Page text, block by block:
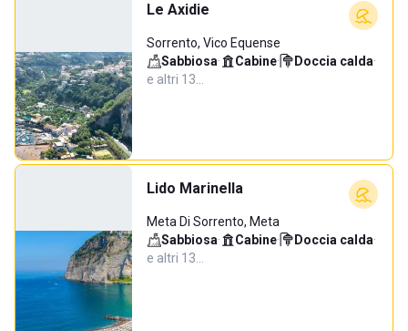
Le Axidie
Sorrento, Vico Equense
Sabbiosa· Cabine· Doccia calda·
e altri 13…
Lido Marinella
Meta Di Sorrento, Meta
Sabbiosa· Cabine· Doccia calda·
e altri 13…